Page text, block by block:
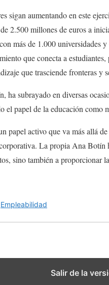
sigan aumentando en este
2.500 millones de euros a
más de 1.000 universidades
que conecta a
que trasciende fronteras y
subrayado en diversas
el papel de la educación
papel activo que va más allá
La propia Ana
sino también a proporcionar
Empleabilidad
Salir de la